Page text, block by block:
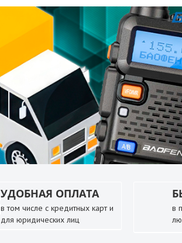
УДОБНАЯ ОПЛАТА
в том числе с кредитных карт и
для юридических лиц
в